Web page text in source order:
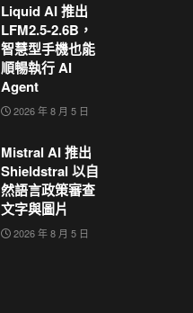
Liquid AI 推出
LFM2.5-2.6B，
智慧型手機也能
順暢執行 AI
Agent
2026 年 8 月 5 日
Mistral AI 推出
Shieldstral 以自
然語言政策審查
文字與圖片
2026 年 8 月 5 日